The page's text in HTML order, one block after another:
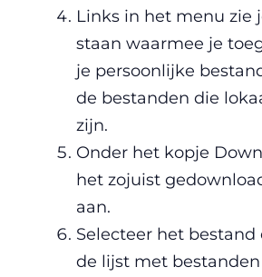
Links in het menu zie
staan waarmee je
je persoonlijke
de bestanden die
zijn.
Onder het kopje
het zojuist
aan.
Selecteer het
de lijst met